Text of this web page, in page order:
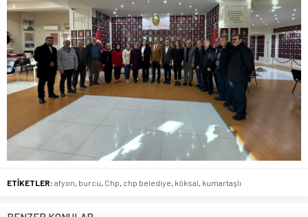
ETİKETLER: afyon burcu Chp chp belediye köksal kumartaşlı